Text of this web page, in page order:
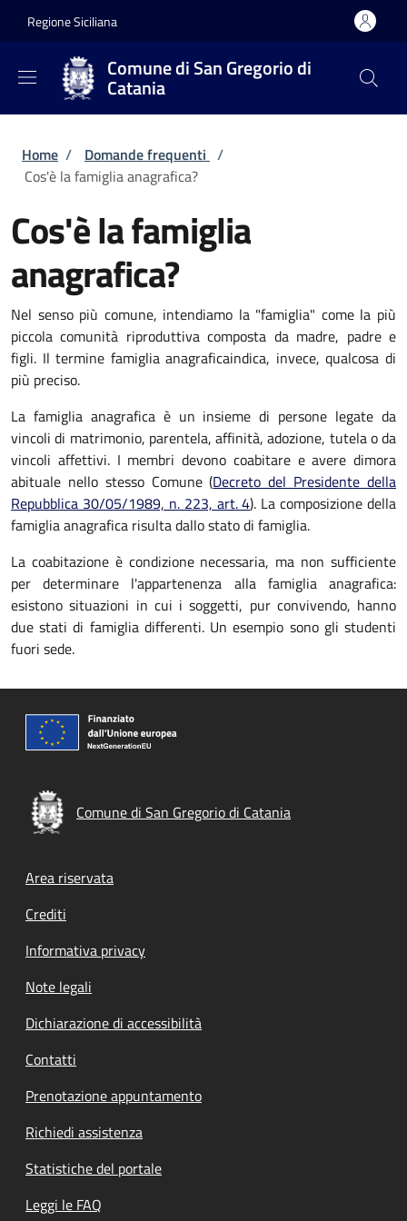
Regione Siciliana
Comune di San Gregorio di
Catania
Briciole di pane
Home / Domande frequenti /
Cos'è la famiglia anagrafica?
Cos'è la famiglia
anagrafica?
Nel senso più comune, intendiamo la "famiglia" come la più
piccola comunità riproduttiva composta da madre, padre e
figli. Il termine famiglia anagraficaindica, invece, qualcosa di
più preciso.
La famiglia anagrafica è un insieme di persone legate da
vincoli di matrimonio, parentela, affinità, adozione, tutela o da
vincoli affettivi. I membri devono coabitare e avere dimora
abituale nello stesso Comune (Decreto del Presidente della
Repubblica 30/05/1989, n. 223, art. 4). La composizione della
famiglia anagrafica risulta dallo stato di famiglia.
La coabitazione è condizione necessaria, ma non sufficiente
per determinare l'appartenenza alla famiglia anagrafica:
esistono situazioni in cui i soggetti, pur convivendo, hanno
due stati di famiglia differenti. Un esempio sono gli studenti
fuori sede.
Comune di San Gregorio di Catania
Footer menu
Area riservata
Crediti
Informativa privacy
Note legali
Dichiarazione di accessibilità
Contatti
Prenotazione appuntamento
Richiedi assistenza
Statistiche del portale
Leggi le FAQ